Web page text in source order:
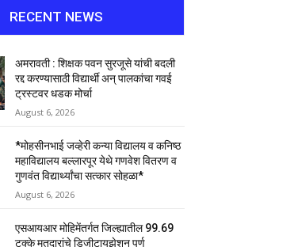
RECENT NEWS
अमरावती : शिक्षक पवन सुरजूसे यांची बदली
रद्द करण्यासाठी विद्यार्थी अन् पालकांचा गवई
ट्रस्टवर धडक मोर्चा
August 6, 2026
*मोहसीनभाई जव्हेरी कन्या विद्यालय व कनिष्ठ
महाविद्यालय बल्लारपूर येथे गणवेश वितरण व
गुणवंत विद्यार्थ्यांचा सत्कार सोहळा*
August 6, 2026
एसआयआर मोहिमेंतर्गत जिल्ह्यातील 99.69
टक्के मतदारांचे डिजीटायझेशन पूर्ण